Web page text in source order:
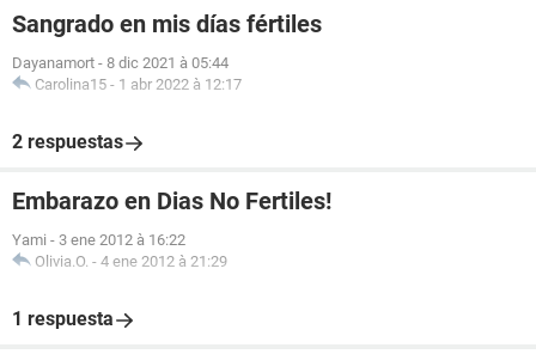
Sangrado en mis días fértiles
Dayanamort - 8 dic 2021 à 05:44
Carolina15 - 1 abr 2022 à 12:17
2 respuestas
Embarazo en Dias No Fertiles!
Yami - 3 ene 2012 à 16:22
Olivia.O. - 4 ene 2012 à 21:29
1 respuesta